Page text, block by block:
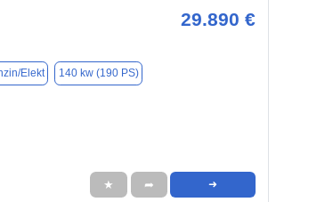
29.890 €
Elekt 140 kw (190 PS)
★ ➦ ➜